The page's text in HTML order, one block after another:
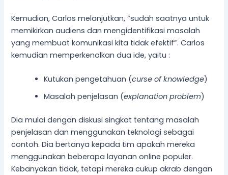
Kemudian, Carlos melanjutkan, “sudah saatnya untuk
memikirkan audiens dan mengidentifikasi masalah
yang membuat komunikasi kita tidak efektif”. Carlos
kemudian memperkenalkan dua ide, yaitu :
Kutukan pengetahuan (curse of knowledge)
Masalah penjelasan (explanation problem)
Dia mulai dengan diskusi singkat tentang masalah
penjelasan dan menggunakan teknologi sebagai
contoh. Dia bertanya kepada tim apakah mereka
menggunakan beberapa layanan online populer.
Kebanyakan tidak, tetapi mereka cukup akrab dengan